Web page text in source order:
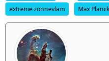
extreme zonnevlam
Max